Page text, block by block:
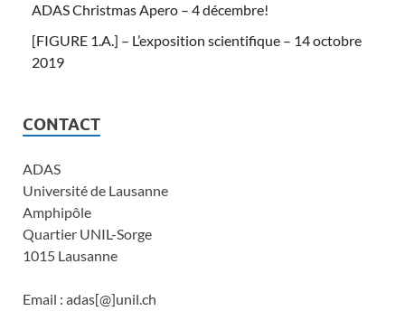
ADAS Christmas Apero – 4 décembre!
[FIGURE 1.A.] – L’exposition scientifique – 14 octobre
2019
CONTACT
ADAS
Université de Lausanne
Amphipôle
Quartier UNIL-Sorge
1015 Lausanne
Email : adas[@]unil.ch